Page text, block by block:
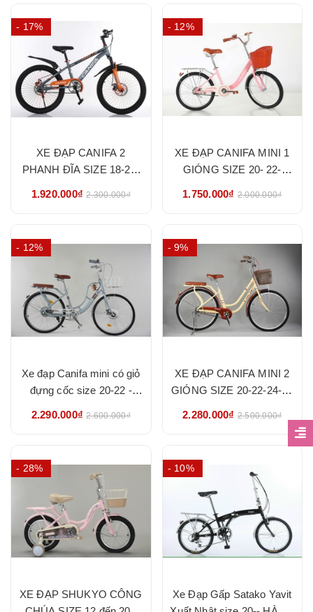
- 17%
XE ĐẠP CANIFA 2
PHANH ĐĨA SIZE 18-20-
1.920.000₫ 2.300.000₫
- 12%
XE ĐẠP CANIFA MINI 1
GIÓNG SIZE 20- 22-
1.750.000₫ 2.000.000₫
- 12%
Xe đạp Canifa mini có giỏ
đựng cốc size 20-22 -
2.290.000₫ 2.600.000₫
- 9%
XE ĐẠP CANIFA MINI 2
GIÓNG SIZE 20-22-24-26
2.280.000₫ 2.500.000₫
- 28%
XE ĐẠP SHUKYO CÔNG
- 10%
Xe Đạp Gấp Satako Yavit